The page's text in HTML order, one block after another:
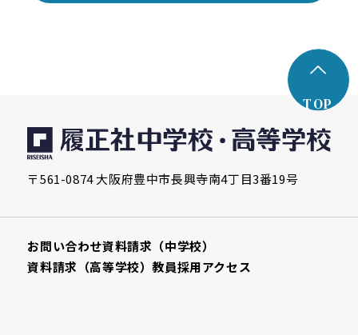
TOP
〒561-0874 大阪府豊中市長興寺南4丁目3番19号
お問い合わせ資料請求（中学校）
資料請求（高等学校）教員採用アクセス